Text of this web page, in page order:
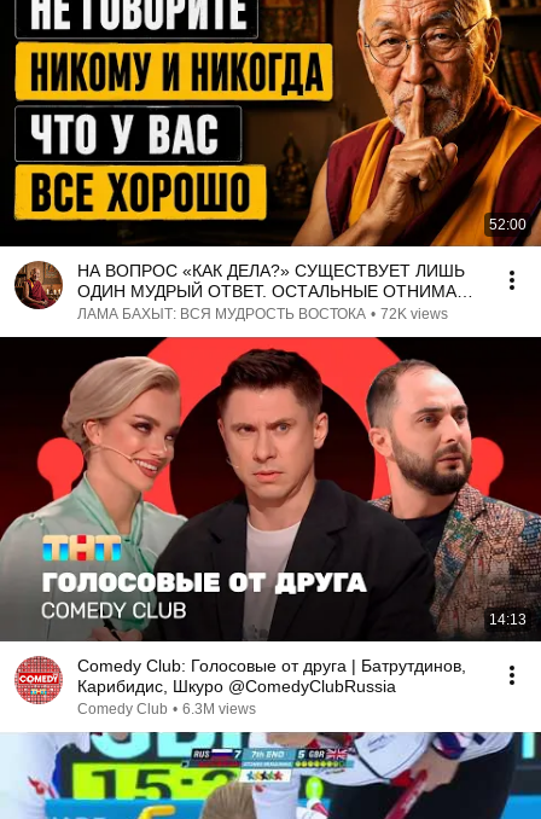
52:00
НА ВОПРОС «КАК ДЕЛА?» СУЩЕСТВУЕТ ЛИШЬ
ОДИН МУДРЫЙ ОТВЕТ. ОСТАЛЬНЫЕ ОТНИМАЮТ
У ВАС ЖИЗНЕННЫЕ СИЛЫ.
ЛАМА БАХЫТ: ВСЯ МУДРОСТЬ ВОСТОКА • 72K views
14:13
Comedy Club: Голосовые от друга | Батрутдинов,
Карибидис, Шкуро @ComedyClubRussia
Comedy Club • 6.3M views